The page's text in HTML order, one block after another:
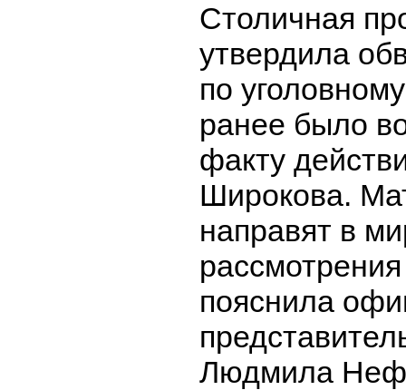
Столичная
утвердила
по
ранее было
факту
Широкова.
направят в
пояснила
Людмила